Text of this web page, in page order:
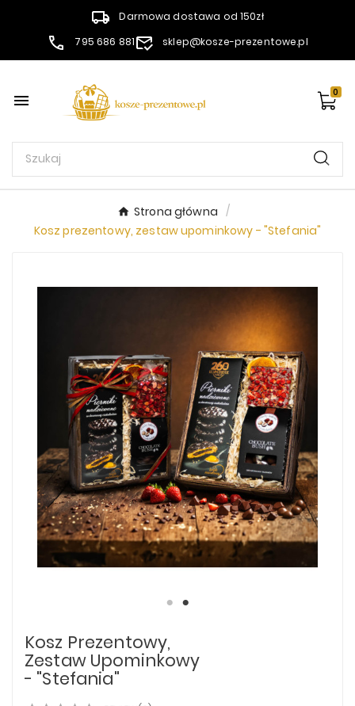
Darmowa dostawa od 150zł
795 686 881
sklep@kosze-prezentowe.pl
 0
Strona główna
Kosz prezentowy, zestaw upominkowy - "Stefania"
Kosz Prezentowy,
Zestaw Upominkowy
- "Stefania"